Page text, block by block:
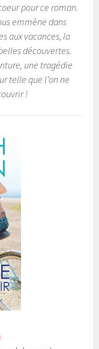
pour ce roman.
emmène dans
aux vacances, la
découvertes.
une tragédie
telle que l’on ne
!